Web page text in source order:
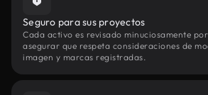
Seguro para sus proyectos
Cada activo es revisado minuciosamente
asegurar que respeta consideraciones de
imagen y marcas registradas.